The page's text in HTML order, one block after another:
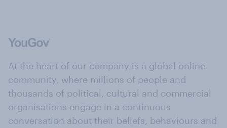
At the heart of our company is a global online
community, where millions of people and
thousands of political, cultural and commercial
organisations engage in a continuous
conversation about their beliefs, behaviours and